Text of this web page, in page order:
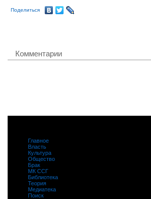
Поделиться
Комментарии
Главное
Власть
Культура
Общество
Брак
МК ССГ
Библиотека
Теория
Медиатека
Поиск